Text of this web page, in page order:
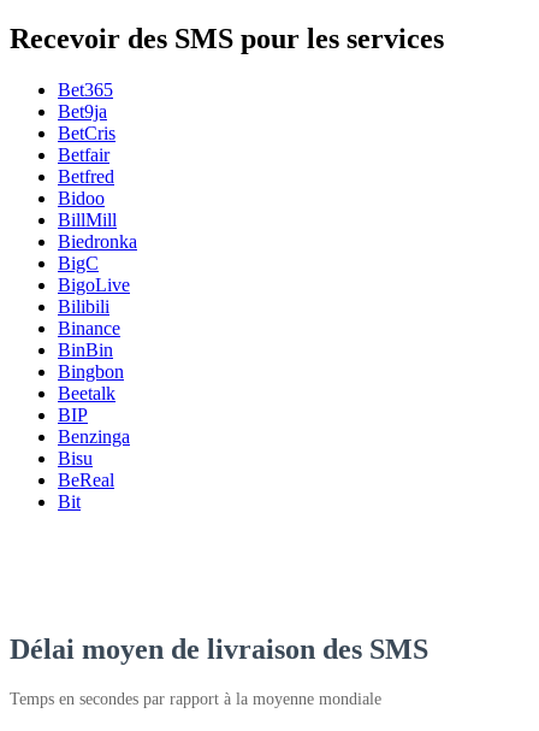
Recevoir des SMS pour les services
Bet365
Bet9ja
BetCris
Betfair
Betfred
Bidoo
BillMill
Biedronka
BigC
BigoLive
Bilibili
Binance
BinBin
Bingbon
Beetalk
BIP
Benzinga
Bisu
BeReal
Bit
Délai moyen de livraison des SMS
Temps en secondes par rapport à la moyenne mondiale